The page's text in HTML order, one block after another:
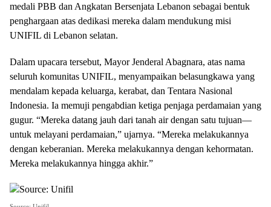
medali PBB dan Angkatan Bersenjata Lebanon sebagai bentuk
penghargaan atas dedikasi mereka dalam mendukung misi
UNIFIL di Lebanon selatan.
Dalam upacara tersebut, Mayor Jenderal Abagnara, atas nama
seluruh komunitas UNIFIL, menyampaikan belasungkawa yang
mendalam kepada keluarga, kerabat, dan Tentara Nasional
Indonesia. Ia memuji pengabdian ketiga penjaga perdamaian yang
gugur. “Mereka datang jauh dari tanah air dengan satu tujuan—
untuk melayani perdamaian,” ujarnya. “Mereka melakukannya
dengan keberanian. Mereka melakukannya dengan kehormatan.
Mereka melakukannya hingga akhir.”